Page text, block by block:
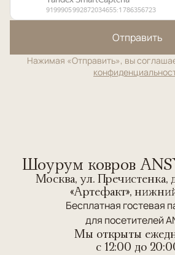
Отправить
Нажимая «Отправить», вы
Шоурум ковров
Москва, ул. Пречистенка,
«Артефакт»,
Бесплатная гостевая
для посетителей
Мы открыты
c 12:00 до